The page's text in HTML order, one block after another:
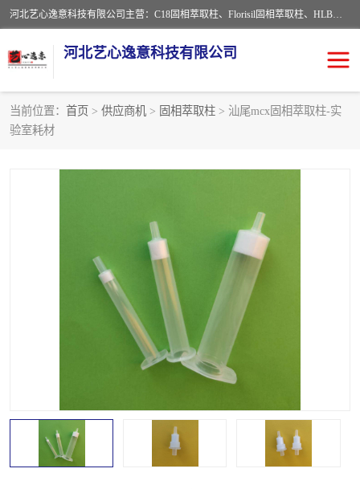
河北艺心逸意科技有限公司主营：C18固相萃取柱、Florisil固相萃取柱、HLB固相萃取柱、MCX固相萃取柱、QuEChERS、固相萃取空柱、针式过滤器 、固相萃取柱、黄曲霉毒素亲和柱。全国咨询热线：18630105913。河北艺心逸意科技有限公司接受来样定做，我们秉承着“顾客至上，锐意进取”的经营理念，坚持客户至上的原则为广大客户提供优质的服务，欢迎广大客户惠顾！免费咨询！
河北艺心逸意科技有限公司
当前位置： 首页 > 供应商机 > 固相萃取柱 > 汕尾mcx固相萃取柱-实
验室耗材
固相萃取柱
ELISA试剂盒 过滤器/滤膜
SPE配件
96孔板